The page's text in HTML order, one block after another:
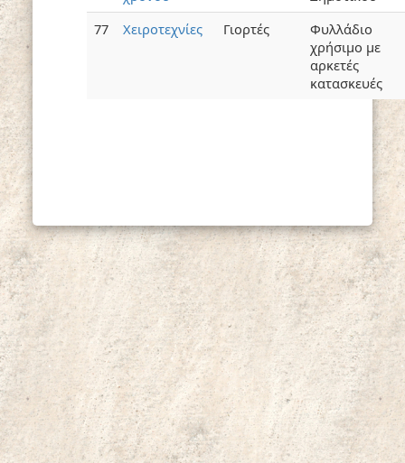
77
Χειροτεχνίες Γιορτές
Φυλλάδιο
χρήσιμο με
αρκετές
κατασκευές